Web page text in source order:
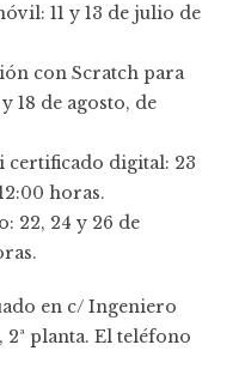
11 y 13 de julio de
con Scratch para
18 de agosto, de
certificado digital: 23
horas.
22, 24 y 26 de
en c/ Ingeniero
2ª planta. El teléfono